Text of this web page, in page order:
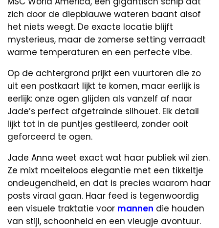
zich door de diepblauwe wateren baant alsof
het niets weegt. De exacte locatie blijft
mysterieus, maar de zomerse setting verraadt
warme temperaturen en een perfecte vibe.
Op de achtergrond prijkt een vuurtoren die zo
uit een postkaart lijkt te komen, maar eerlijk is
eerlijk: onze ogen glijden als vanzelf af naar
Jade’s perfect afgetrainde silhouet. Elk detail
lijkt tot in de puntjes gestileerd, zonder ooit
geforceerd te ogen.
Jade Anna weet exact wat haar publiek wil zien.
Ze mixt moeiteloos elegantie met een tikkeltje
ondeugendheid, en dat is precies waarom haar
posts viraal gaan. Haar feed is tegenwoordig
een visuele traktatie voor mannen die houden
van stijl, schoonheid en een vleugje avontuur.